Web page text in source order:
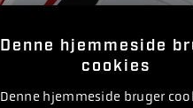
Denne hjemmeside
cookies
Denne hjemmeside bruger